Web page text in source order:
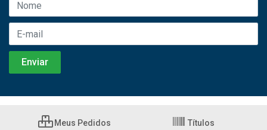
Meus Pedidos Títulos